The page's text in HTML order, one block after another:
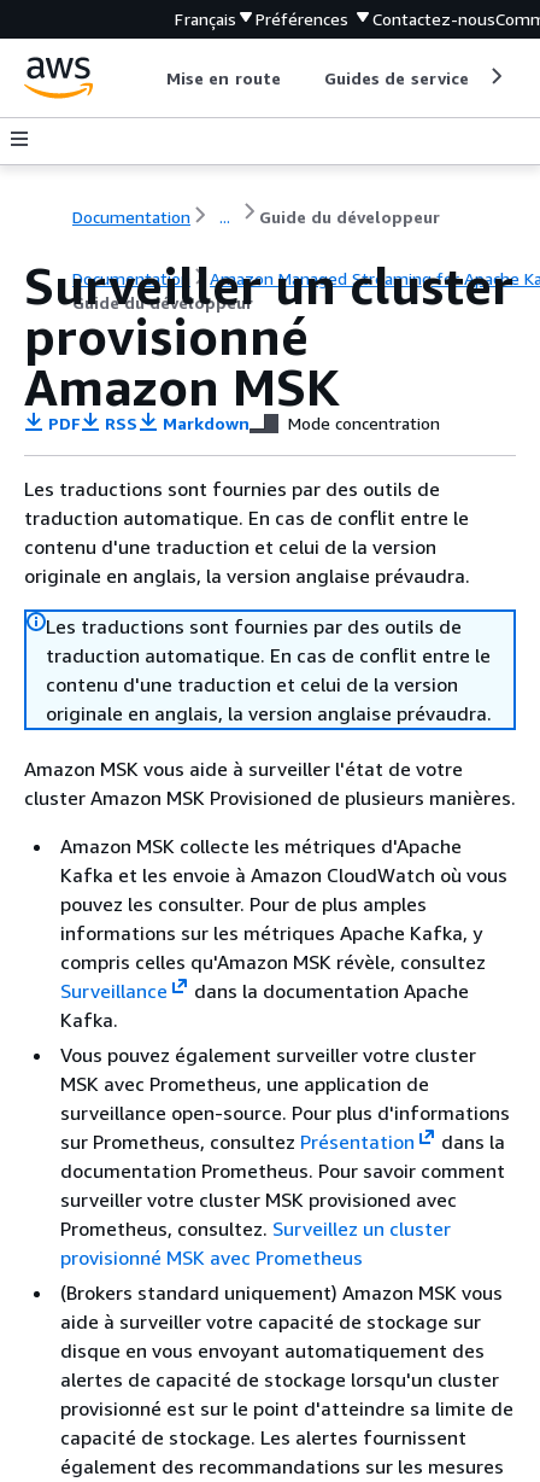
Français Préférences Contactez-nous
Mise en route Guides de service
Documentation ... Guide du développeur
Documentation
Amazon Managed Streaming for Apache
Guide du développeur
Surveiller un cluster
provisionné
Amazon MSK
PDF RSS Markdown Mode concentration
Les traductions sont fournies par des outils de
traduction automatique. En cas de conflit entre le
contenu d'une traduction et celui de la version
originale en anglais, la version anglaise prévaudra.
Les traductions sont fournies par des outils de
traduction automatique. En cas de conflit entre le
contenu d'une traduction et celui de la version
originale en anglais, la version anglaise prévaudra.
Amazon MSK vous aide à surveiller l'état de votre
cluster Amazon MSK Provisioned de plusieurs manières.
Amazon MSK collecte les métriques d'Apache
Kafka et les envoie à Amazon CloudWatch où vous
pouvez les consulter. Pour de plus amples
informations sur les métriques Apache Kafka, y
compris celles qu'Amazon MSK révèle, consultez
Surveillance
dans la documentation Apache
Kafka.
Vous pouvez également surveiller votre cluster
MSK avec Prometheus, une application de
surveillance open-source. Pour plus d'informations
sur Prometheus, consultez Présentation
dans la
documentation Prometheus. Pour savoir comment
surveiller votre cluster MSK provisioned avec
Prometheus, consultez. Surveillez un cluster
provisionné MSK avec Prometheus
(Brokers standard uniquement) Amazon MSK vous
aide à surveiller votre capacité de stockage sur
disque en vous envoyant automatiquement des
alertes de capacité de stockage lorsqu'un cluster
provisionné est sur le point d'atteindre sa limite de
capacité de stockage. Les alertes fournissent
également des recommandations sur les mesures